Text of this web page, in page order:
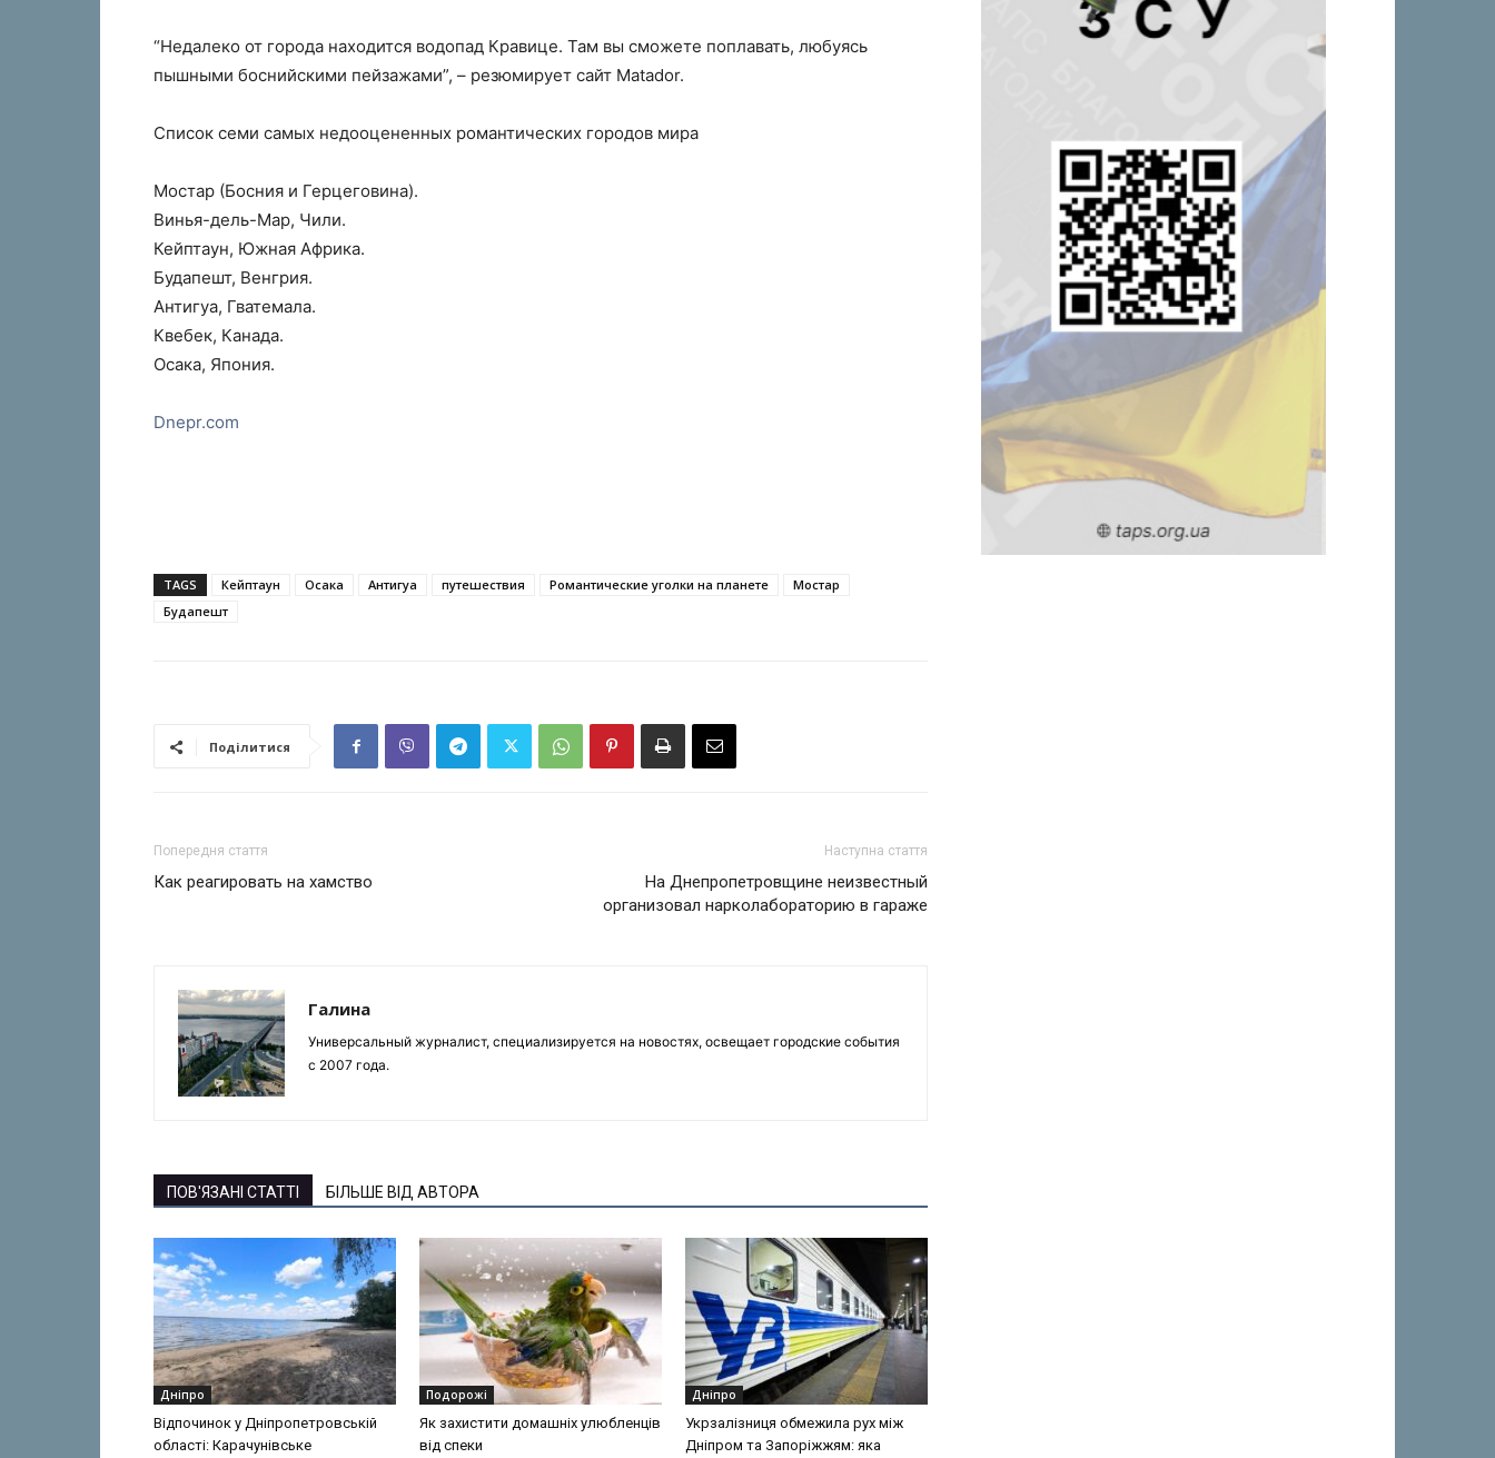
“Недалеко от города находится водопад Кравице. Там вы сможете поплавать, любуясь
пышными боснийскими пейзажами”, – резюмирует сайт Matador.
Список семи самых недооцененных романтических городов мира
Мостар (Босния и Герцеговина).
Винья-дель-Мар, Чили.
Кейптаун, Южная Африка.
Будапешт, Венгрия.
Антигуа, Гватемала.
Квебек, Канада.
Осака, Япония.
Dnepr.com
TAGS Кейптаун Осака Антигуа путешествия Романтические уголки на планете
Мостар
Будапешт
Поділитися
Попередня стаття
Как реагировать на хамство
Наступна стаття
На Днепропетровщине неизвестный
организовал нарколабораторию в гараже
Галина
Универсальный журналист, специализируется на новостях, освещает городские события
с 2007 года.
ПОВ'ЯЗАНІ СТАТТІ БІЛЬШЕ ВІД АВТОРА
Дніпро
Відпочинок у Дніпропетровській
області: Карачунівське
Подорожі
Як захистити домашніх улюбленців
від спеки
Дніпро
Укрзалізниця обмежила рух між
Дніпром та Запоріжжям: яка